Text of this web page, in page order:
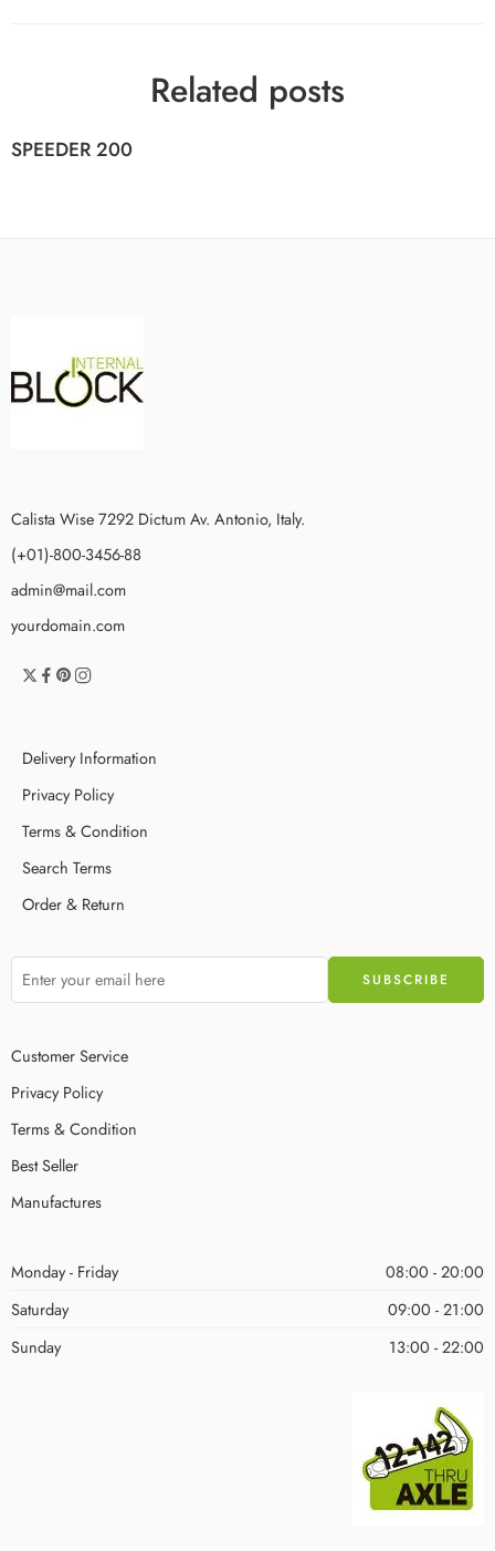
Related posts
SPEEDER 200
Calista Wise 7292 Dictum Av. Antonio, Italy.
(+01)-800-3456-88
admin@mail.com
yourdomain.com
Delivery Information
Privacy Policy
Terms & Condition
Search Terms
Order & Return
Customer Service
Privacy Policy
Terms & Condition
Best Seller
Manufactures
Monday - Friday
08:00 - 20:00
Saturday
09:00 - 21:00
Sunday
13:00 - 22:00